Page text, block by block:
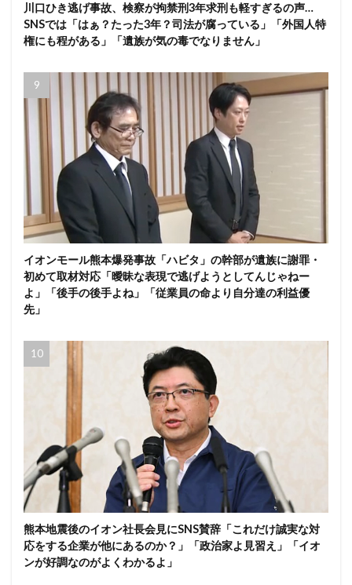
川口ひき逃げ事故、検察が拘禁刑3年求刑も軽すぎるの声…
SNSでは「はぁ？たった3年？司法が腐っている」「外国人特
権にも程がある」「遺族が気の毒でなりません」
イオンモール熊本爆発事故「ハビタ」の幹部が遺族に謝罪・
初めて取材対応「曖昧な表現で逃げようとしてんじゃねー
よ」「後手の後手よね」「従業員の命より自分達の利益優
先」
熊本地震後のイオン社長会見にSNS賛辞「これだけ誠実な対
応をする企業が他にあるのか？」「政治家よ見習え」「イオ
ンが好調なのがよくわかるよ」